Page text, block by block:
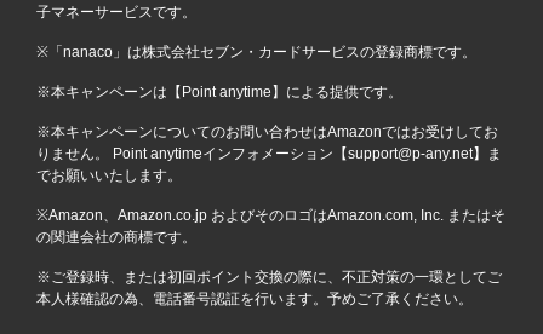
子マネーサービスです。
※「nanaco」は株式会社セブン・カードサービスの登録商標です。
※本キャンペーンは【Point anytime】による提供です。
※本キャンペーンについてのお問い合わせはAmazonではお受けしてお
りません。 Point anytimeインフォメーション【support@p-any.net】ま
でお願いいたします。
※Amazon、Amazon.co.jp およびそのロゴはAmazon.com, Inc. またはそ
の関連会社の商標です。
※ご登録時、または初回ポイント交換の際に、不正対策の一環としてご
本人様確認の為、電話番号認証を行います。予めご了承ください。